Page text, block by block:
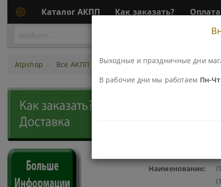
Каталог АКПП Как заказать?
Atpshop Все АКПП A500 ( 42RE / 44RE)
Наименование:
Выходные и праздничные дни
В рабочие дни мы работаем Пн-